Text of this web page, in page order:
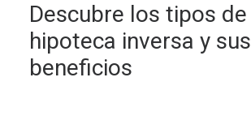
Descubre los tipos de
hipoteca inversa y sus
beneficios